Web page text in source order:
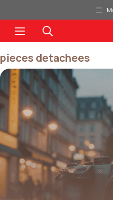
au
contenuMenu
pieces detachees